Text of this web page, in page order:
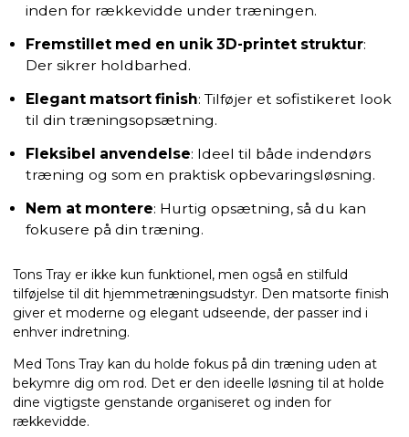
inden for rækkevidde under træningen.
Fremstillet med en unik 3D-printet struktur:
Der sikrer holdbarhed.
Elegant matsort finish: Tilføjer et sofistikeret look
til din træningsopsætning.
Fleksibel anvendelse: Ideel til både indendørs
træning og som en praktisk opbevaringsløsning.
Nem at montere: Hurtig opsætning, så du kan
fokusere på din træning.
Tons Tray er ikke kun funktionel, men også en stilfuld
tilføjelse til dit hjemmetræningsudstyr. Den matsorte finish
giver et moderne og elegant udseende, der passer ind i
enhver indretning.
Med Tons Tray kan du holde fokus på din træning uden at
bekymre dig om rod. Det er den ideelle løsning til at holde
dine vigtigste genstande organiseret og inden for
rækkevidde.